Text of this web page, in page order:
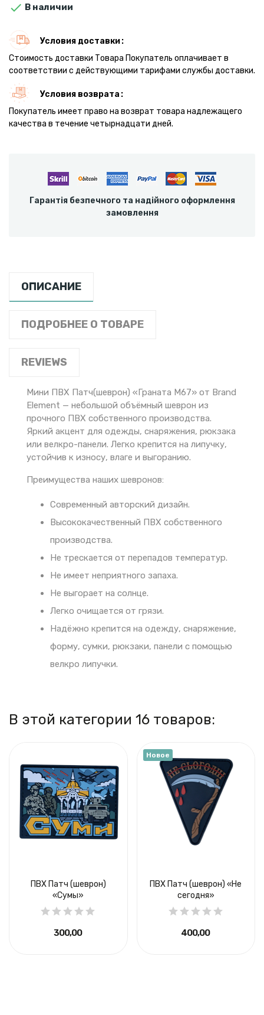
 В наличии
Условия доставки
Стоимость доставки Товара Покупатель оплачивает в
соответствии с действующими тарифами службы доставки.
Условия возврата
Покупатель имеет право на возврат товара надлежащего
качества в течение четырнадцати дней.
Гарантія безпечного та надійного оформлення
замовлення
ОПИСАНИЕ
ПОДРОБНЕЕ О ТОВАРЕ
REVIEWS
Мини ПВХ Патч(шеврон) «Граната M67» от Brand
Element — небольшой объёмный шеврон из
прочного ПВХ собственного производства.
Яркий акцент для одежды, снаряжения, рюкзака
или велкро-панели. Легко крепится на липучку,
устойчив к износу, влаге и выгоранию.
Преимущества наших шевронов:
Современный авторский дизайн.
Высококачественный ПВХ собственного
производства.
Не трескается от перепадов температур.
Не имеет неприятного запаха.
Не выгорает на солнце.
Легко очищается от грязи.
Надёжно крепится на одежду, снаряжение,
форму, сумки, рюкзаки, панели с помощью
велкро липучки.
В этой категории 16 товаров:
ПВХ Патч (шеврон)
«Сумы»
300,00 ₴
Новое
ПВХ Патч (шеврон) «Не
сегодня»
400,00 ₴